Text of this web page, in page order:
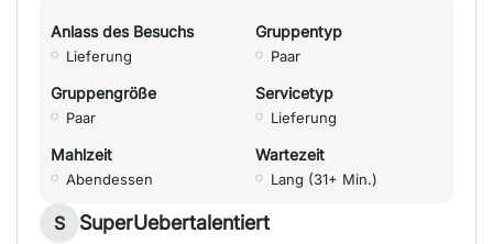
Anlass des Besuchs
Lieferung
Gruppentyp
Paar
Gruppengröße
Paar
Servicetyp
Lieferung
Mahlzeit
Abendessen
Wartezeit
Lang (31+ Min.)
S SuperUebertalentiert